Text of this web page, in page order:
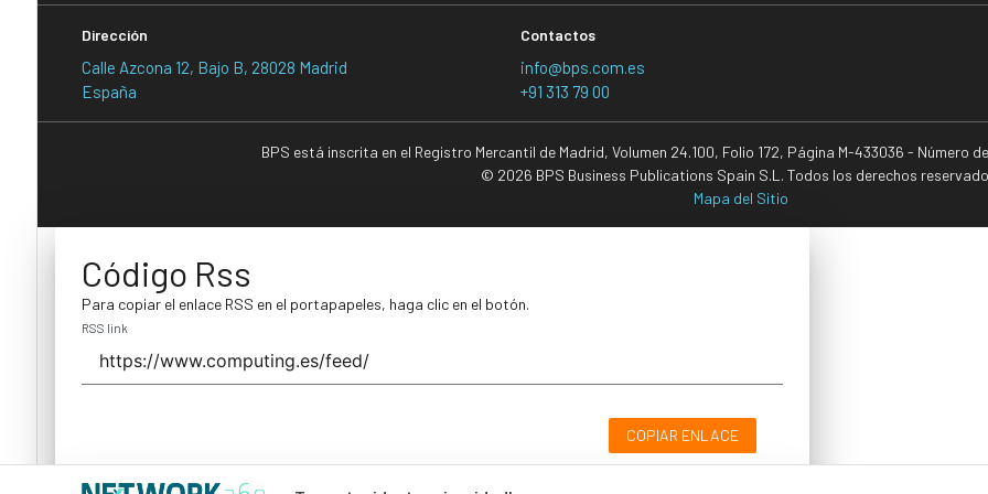
Dirección
Calle Azcona 12, Bajo B, 28028 Madrid
España
Contactos
info@bps.com.es
+91 313 79 00
BPS está inscrita en el Registro Mercantil de Madrid, Volumen 24.100, Folio 172, Página M-433036 - Número
© 2026 BPS Business Publications Spain S.L. Todos los derechos
Mapa del Sitio
Código Rss
Para copiar el enlace RSS en el portapapeles, haga clic en el botón.
RSS link
COPIAR ENLACE